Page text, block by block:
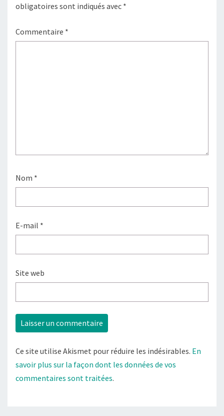
obligatoires sont indiqués avec *
Commentaire *
Nom *
E-mail *
Site web
Ce site utilise Akismet pour réduire les indésirables. En
savoir plus sur la façon dont les données de vos
commentaires sont traitées.